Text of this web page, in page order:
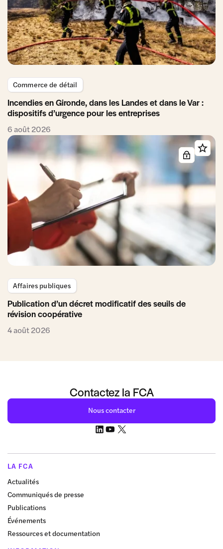
Commerce de détail
Incendies en Gironde, dans les Landes et dans le Var :
dispositifs d’urgence pour les entreprises
6 août 2026
Affaires publiques
Publication d’un décret modificatif des seuils de
révision coopérative
4 août 2026
Contactez la FCA
Nous contacter
LA FCA
Actualités
Communiqués de presse
Publications
Événements
Ressources et documentation